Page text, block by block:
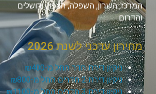
המרכז, השרון, השפלה, הצפון, ירושלים
והדרום.
מחירון עדכני לשנת 2026
ניקיון דירת חדר החל מ-₪400
ניקיון דירת 2 חדרים החל מ-₪800
ניקיון דירת 3 חדרים החל מ-₪1100